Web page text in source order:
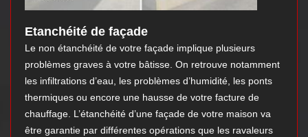
Etanchéité de façade
Le non étanchéité de votre façade implique plusieurs
problèmes graves à votre bâtisse. On retrouve notamment
les infiltrations d’eau, les problèmes d’humidité, les ponts
thermiques ou encore une hausse de votre facture de
chauffage. L’étanchéité d’une façade de votre maison va
être garantie par différentes opérations que les ravaleurs